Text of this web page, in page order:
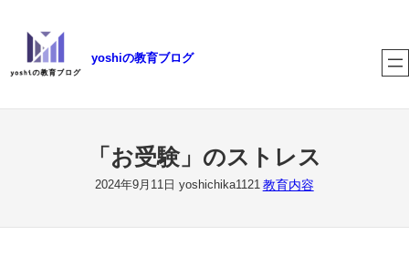
yoshiの教育ブログ
「お受験」のストレス
2024年9月11日 yoshichika1121 教育内容